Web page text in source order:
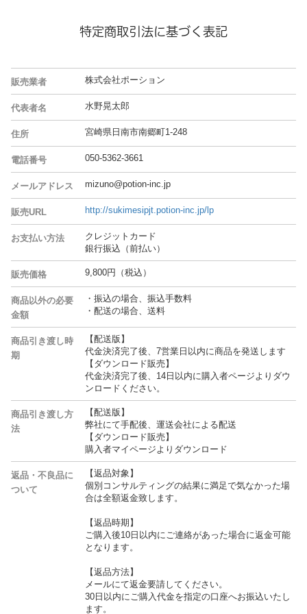
特定商取引法に基づく表記
販売業者 株式会社ポーション
代表者名 水野晃太郎
住所 宮崎県日南市南郷町1-248
電話番号 050-5362-3661
メールアドレス mizuno@potion-inc.jp
販売URL http://sukimesipjt.potion-inc.jp/lp
お支払い方法
クレジットカード
銀行振込（前払い）
販売価格 9,800円（税込）
商品以外の必要
金額
・振込の場合、振込手数料
・配送の場合、送料
商品引き渡し時
期
【配送版】
代金決済完了後、7営業日以内に商品を発送します
【ダウンロード販売】
代金決済完了後、14日以内に購入者ページよりダウ
ンロードください。
商品引き渡し方
法
【配送版】
弊社にて手配後、運送会社による配送
【ダウンロード販売】
購入者マイページよりダウンロード
返品・不良品に
ついて
【返品対象】
個別コンサルティングの結果に満足で気なかった場
合は全額返金致します。
【返品時期】
ご購入後10日以内にご連絡があった場合に返金可能
となります。
【返品方法】
メールにて返金要請してください。
30日以内にご購入代金を指定の口座へお振込いたし
ます。